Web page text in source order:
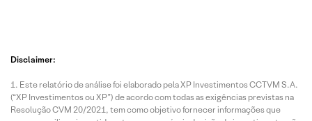
Disclaimer:
Este relatório de análise foi elaborado pela XP Investimentos CCTVM S.A.
(“XP Investimentos ou XP”) de acordo com todas as exigências previstas na
Resolução CVM 20/2021, tem como objetivo fornecer informações que